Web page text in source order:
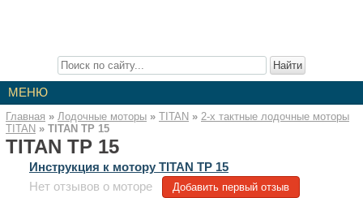
МЕНЮ
Главная » Лодочные моторы » TITAN » 2-x тактные лодочные моторы
TITAN » TITAN TP 15
TITAN TP 15
Инструкция к мотору TITAN TP 15
Нет отзывов о моторе
Добавить первый отзыв